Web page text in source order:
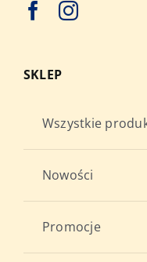
SKLEP
Wszystkie
Nowości
Promocje